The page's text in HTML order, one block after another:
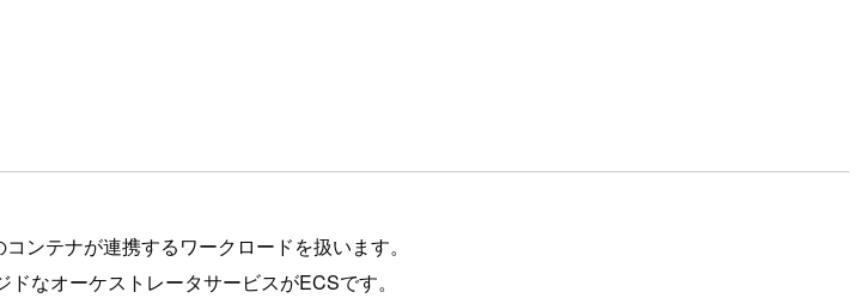
ンテナが連携するワークロードを扱います。
なオーケストレータサービスがECSです。